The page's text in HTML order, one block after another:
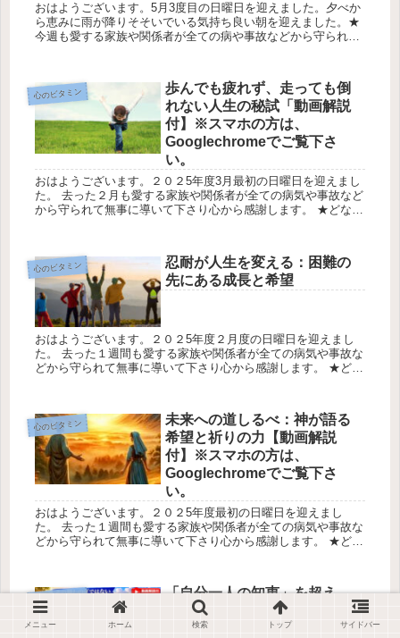
おはようございます。5月3度目の日曜日を迎えました。夕べか
ら恵みに雨が降りそそいでいる気持ち良い朝を迎えました。★
今週も愛する家族や関係者が全ての病や事故などから守られて
心のビタミン
歩んでも疲れず、走っても倒
れない人生の秘試「動画解説
付】※スマホの方は、
Googlechromeでご覧下さ
い。
おはようございます。２０２5年度3月最初の日曜日を迎えまし
た。 去った２月も愛する家族や関係者が全ての病気や事故など
から守られて無事に導いて下さり心から感謝します。 ★どなた
心のビタミン
忍耐が人生を変える：困難の
先にある成長と希望
おはようございます。２０２5年度２月度の日曜日を迎えまし
た。 去った１週間も愛する家族や関係者が全ての病気や事故な
どから守られて無事に導いて下さり心から感謝します。 ★どな
心のビタミン
未来への道しるべ：神が語る
希望と祈りの力【動画解説
付】※スマホの方は、
Googlechromeでご覧下さ
い。
おはようございます。２０２5年度最初の日曜日を迎えまし
た。 去った１週間も愛する家族や関係者が全ての病気や事故な
どから守られて無事に導いて下さり心から感謝します。 ★どな
心のビタミン
「自分一人の知恵」を超え
た、確かな人生のナビゲーシ
ョン！
メニュー ホーム 検索 トップ サイドバー